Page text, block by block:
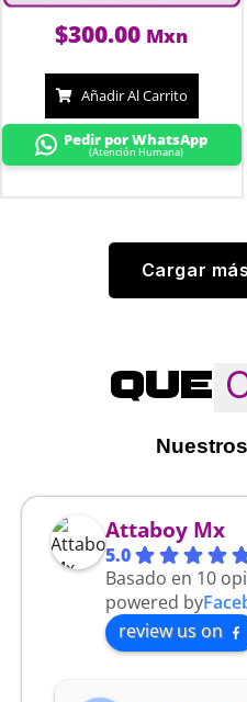
$300.00 Mxn
Añadir Al Carrito
Pedir por WhatsApp
(Atención Humana)
Cargar
QUE
Attaboy Mx
5.0
Basado en 10
powered by
review us on